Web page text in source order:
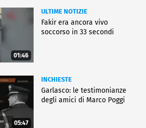
01:46
ULTIME NOTIZIE
Fakir era ancora vivo
soccorso in 33 secondi
05:47
INCHIESTE
Garlasco: le testimonianze
degli amici di Marco Poggi